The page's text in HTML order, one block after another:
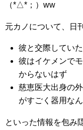
（*△*；）ww
元カノについて、日
彼と交際してい
彼はイケメンで
からないはず
慈恵医大出身の
がすごく器用な
といった情報を包み